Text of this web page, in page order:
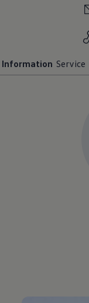
Information Service